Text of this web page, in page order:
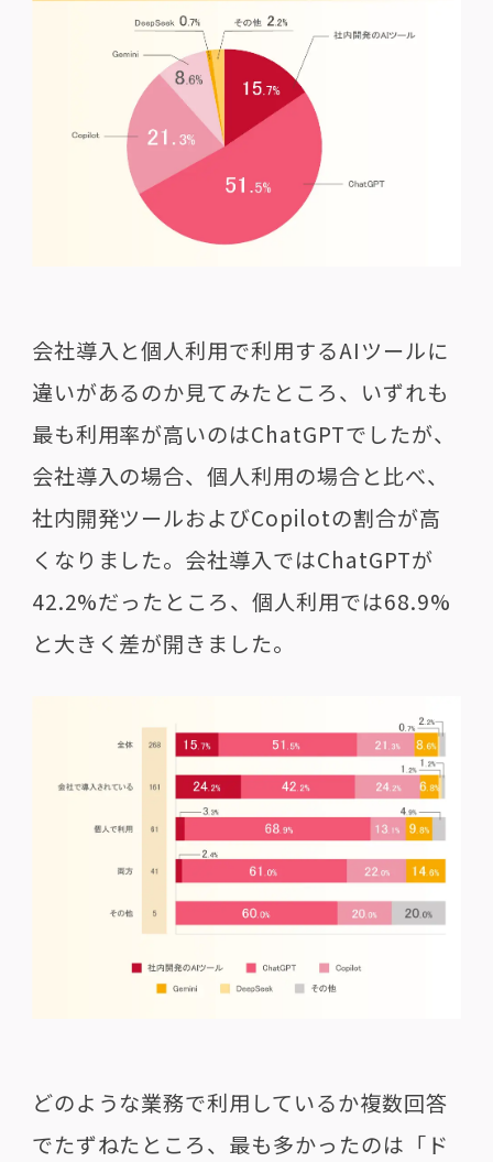
会社導入と個人利用で利用するAIツールに
違いがあるのか見てみたところ、いずれも
最も利用率が高いのはChatGPTでしたが、
会社導入の場合、個人利用の場合と比べ、
社内開発ツールおよびCopilotの割合が高
くなりました。会社導入ではChatGPTが
42.2%だったところ、個人利用では68.9%
と大きく差が開きました。
どのような業務で利用しているか複数回答
でたずねたところ、最も多かったのは「ド